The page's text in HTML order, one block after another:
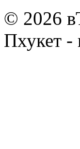
© 2026
Пхукет -